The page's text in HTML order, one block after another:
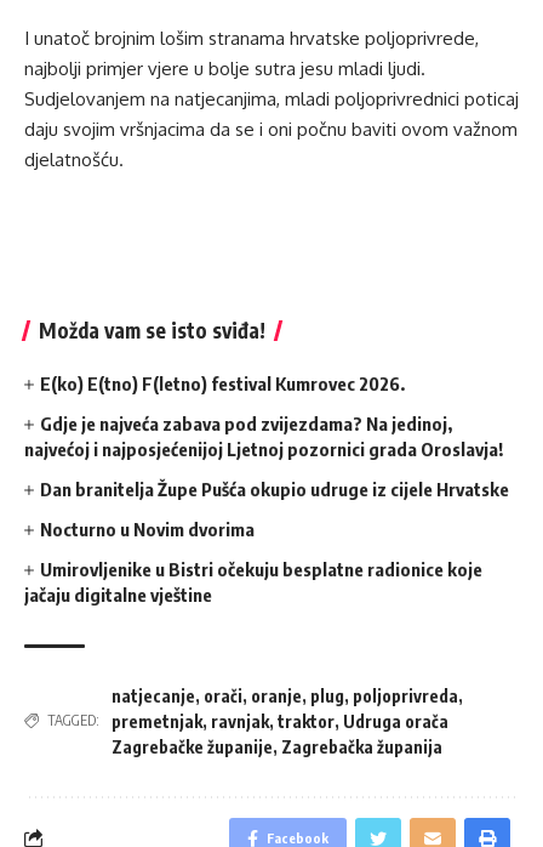
I unatoč brojnim lošim stranama hrvatske poljoprivrede,
najbolji primjer vjere u bolje sutra jesu mladi ljudi.
Sudjelovanjem na natjecanjima, mladi poljoprivrednici poticaj
daju svojim vršnjacima da se i oni počnu baviti ovom važnom
djelatnošću.
Možda vam se isto sviđa!
E(ko) E(tno) F(letno) festival Kumrovec 2026.
Gdje je najveća zabava pod zvijezdama? Na jedinoj,
najvećoj i najposjećenijoj Ljetnoj pozornici grada Oroslavja!
Dan branitelja Župe Pušća okupio udruge iz cijele Hrvatske
Nocturno u Novim dvorima
Umirovljenike u Bistri očekuju besplatne radionice koje
jačaju digitalne vještine
TAGGED:
natjecanje, orači, oranje, plug, poljoprivreda,
premetnjak, ravnjak, traktor, Udruga orača
Zagrebačke županije, Zagrebačka županija
Facebook